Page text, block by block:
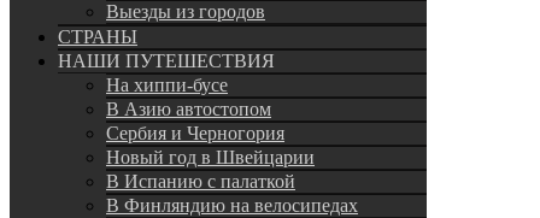
Выезды из городов
СТРАНЫ
НАШИ ПУТЕШЕСТВИЯ
На хиппи-бусе
В Азию автостопом
Сербия и Черногория
Новый год в Швейцарии
В Испанию с палаткой
В Финляндию на велосипедах